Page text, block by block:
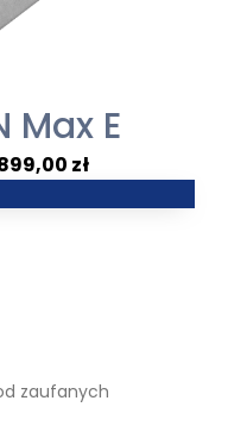
Max E
zł
zaufanych